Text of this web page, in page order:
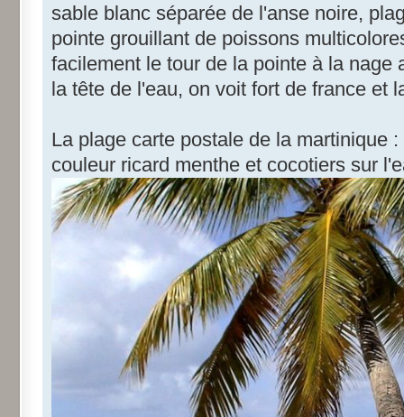
sable blanc séparée de l'anse noire,
pointe grouillant de poissons
facilement le tour de la pointe à la nage
la tête de l'eau, on voit fort de france et
La plage carte postale de la martinique
couleur ricard menthe et cocotiers sur